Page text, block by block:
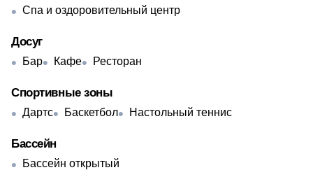
Спа и оздоровительный центр
Досуг
Бар Кафе Ресторан
Спортивные зоны
Дартс Баскетбол Настольный теннис
Бассейн
Бассейн открытый